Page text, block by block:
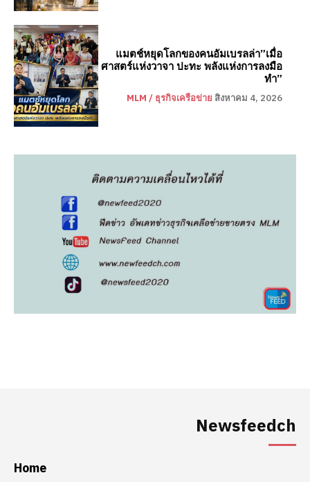
แมตช์หยุดโลกของคนอัมเบรลล่า”เมื่อ
ศาสตร์แห่งวาจา ปะทะ พลังแห่งการลงมือ
ทำ”
MLM / ธุรกิจเครือข่าย สิงหาคม 4, 2026
Newsfeedch
Home